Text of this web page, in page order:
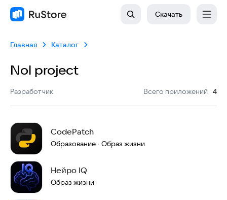
Скачать
Главная Каталог
Nol project
Разработчик Всего приложений
: 4
CodePatch
Образование · Образ жизни
Нейро IQ
Образ жизни